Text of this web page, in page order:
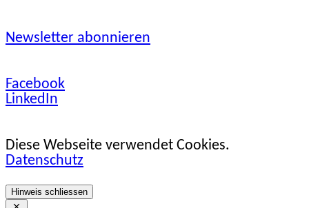
Newsletter abonnieren
Facebook
LinkedIn
Diese Webseite verwendet Cookies.
Datenschutz
Hinweis schliessen